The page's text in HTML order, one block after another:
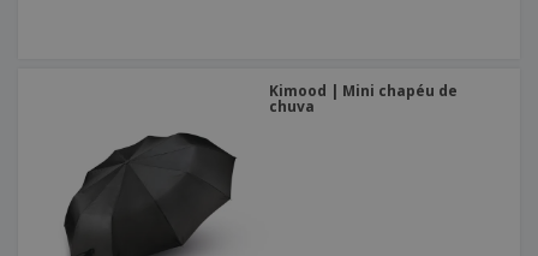
Kimood | Mini chapéu de
chuva